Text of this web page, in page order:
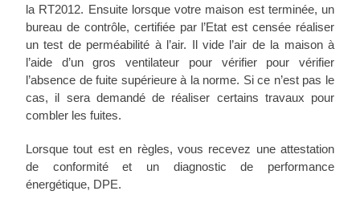
la RT2012. Ensuite lorsque votre maison est terminée, un
bureau de contrôle, certifiée par l’Etat est censée réaliser
un test de perméabilité à l’air. Il vide l’air de la maison à
l’aide d’un gros ventilateur pour vérifier pour vérifier
l’absence de fuite supérieure à la norme. Si ce n’est pas le
cas, il sera demandé de réaliser certains travaux pour
combler les fuites.
Lorsque tout est en règles, vous recevez une attestation
de conformité et un diagnostic de performance
énergétique, DPE.